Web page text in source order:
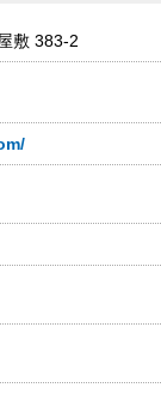
敷 383-2